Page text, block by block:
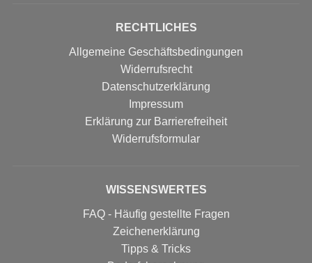
RECHTLICHES
Allgemeine Geschäftsbedingungen
Widerrufsrecht
Datenschutzerklärung
Impressum
Erklärung zur Barrierefreiheit
Widerrufs­formular
WISSENSWERTES
FAQ - Häufig gestellte Fragen
Zeichenerklärung
Tipps & Tricks